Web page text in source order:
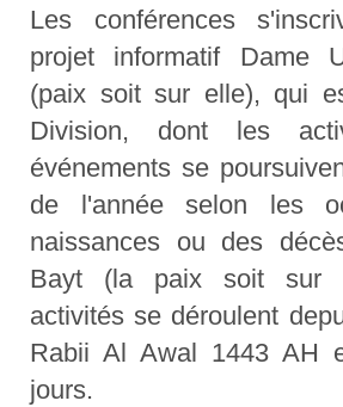
Les conférences
projet informatif Dame
(paix soit sur elle), qui
Division, dont les
événements se
de l'année selon les
naissances ou des
Bayt (la paix soit sur
activités se déroulent
Rabii Al Awal 1443 AH
jours.